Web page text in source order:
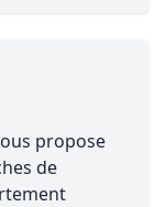
propose
de